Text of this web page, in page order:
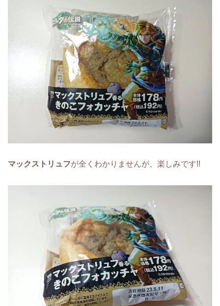
マックストリュフが全くわかりませんが、楽しみです!!